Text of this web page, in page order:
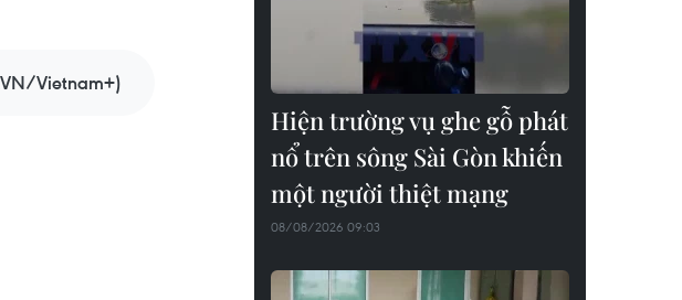
Vietnam+)
Hiện trường vụ ghe gỗ phát
nổ trên sông Sài Gòn khiến
một người thiệt mạng
08/08/2026 09:03